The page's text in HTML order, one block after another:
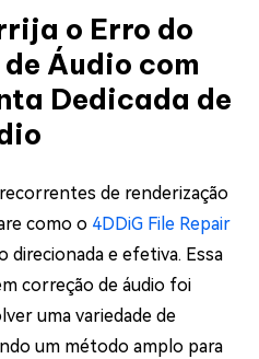
o Erro do
Áudio com
Dedicada de
de renderização
como o 4DDiG File Repair
direcionada e efetiva. Essa
correção de áudio foi
uma variedade de
um método amplo para